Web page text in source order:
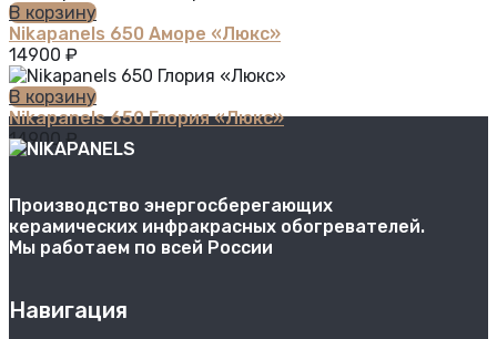
В корзину
Nikapanels 650 Аморе «Люкс»
14900 ₽
В корзину
Nikapanels 650 Глория «Люкс»
14900 ₽
Производство энергосберегающих
керамических инфракрасных обогревателей.
Мы работаем по всей России
Навигация